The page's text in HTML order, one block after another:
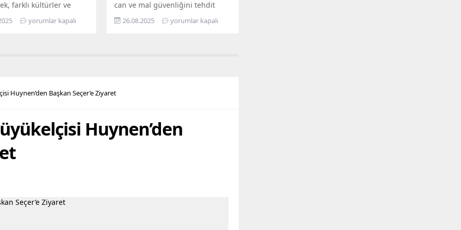
farklı kültürler ve
bir arada kardeşçe ve
yaşadığı Mersin,
alabilmesine destek
yorumlar kapalı
can ve mal güvenliğini tehdit
eden, yarattığı görsel kirliliğin
yanı sıra kimi zaman sosyal
sahiplerince terk edilmiş 2 katlı
26.08.2025 yorumlar kapalı
Huynen’den Başkan Seçer’e Ziyaret
Huynen’den